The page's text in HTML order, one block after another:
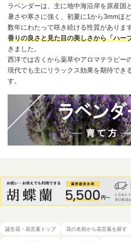
ラベンダーは、主に地中海沿岸を原産国
暑さや寒さに強く、初夏に1から3mmほ
数年にわたって咲き続ける性質があります
香りの良さと見た目の美しさから「ハー
きました。
西洋では古くから薬草やアロマテラピー
現代でも主にリラックス効果を期待でき
す。
誕生花・花言葉トップ 花の名前から花言葉を探す